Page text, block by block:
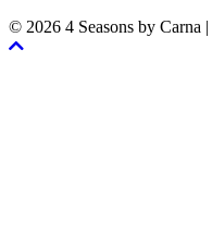
© 2026 4 Seasons by Carna |
Skrolla